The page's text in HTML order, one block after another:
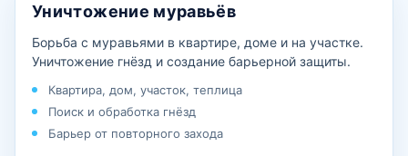
Уничтожение муравьёв
Борьба с муравьями в квартире, доме и на участке.
Уничтожение гнёзд и создание барьерной защиты.
Квартира, дом, участок, теплица
Поиск и обработка гнёзд
Барьер от повторного захода